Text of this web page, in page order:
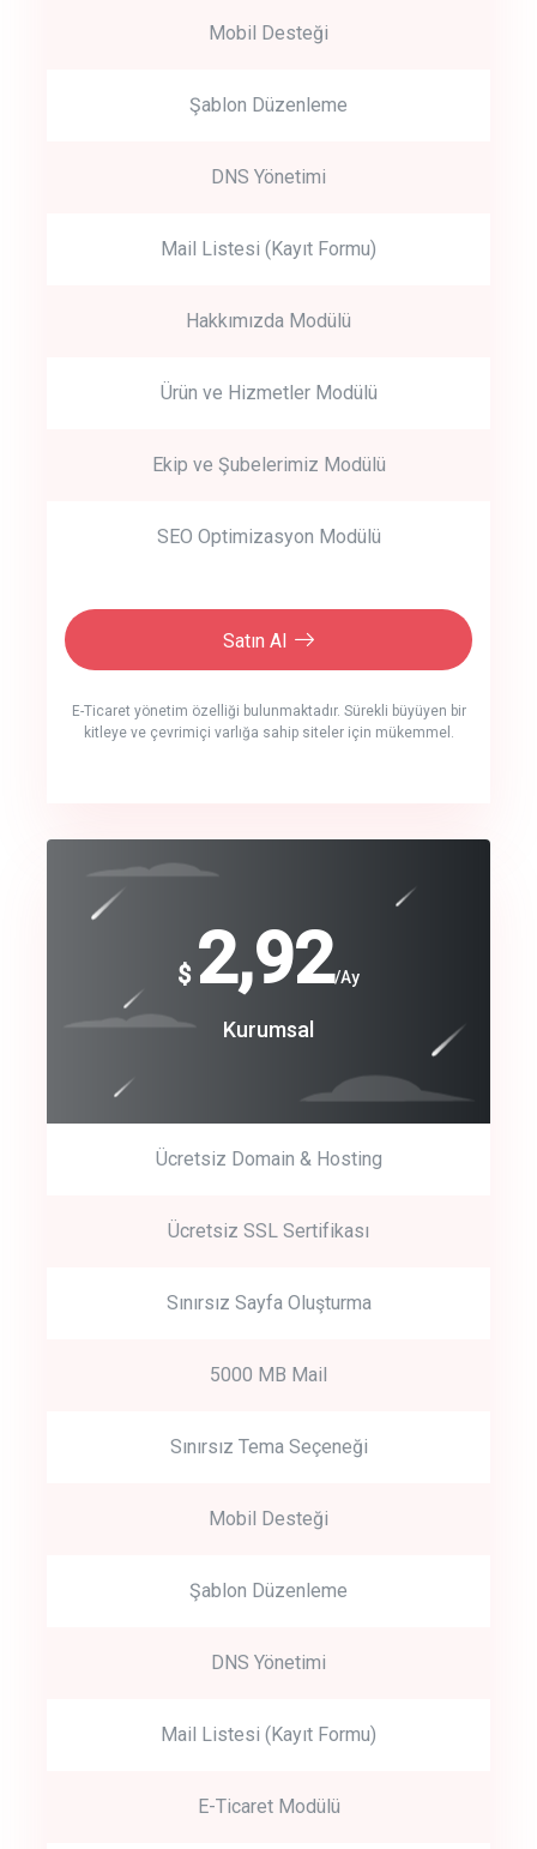
Mobil Desteği
Şablon Düzenleme
DNS Yönetimi
Mail Listesi (Kayıt Formu)
Hakkımızda Modülü
Ürün ve Hizmetler Modülü
Ekip ve Şubelerimiz Modülü
SEO Optimizasyon Modülü
Satın Al
E-Ticaret yönetim özelliği bulunmaktadır. Sürekli büyüyen bir
kitleye ve çevrimiçi varlığa sahip siteler için mükemmel.
crm auto cync
track energy costs
Get Started
Start by trying our service for 30 days free trial no credit card
$ 2,92/Ay
Kurumsal
Ücretsiz Domain & Hosting
Ücretsiz SSL Sertifikası
Sınırsız Sayfa Oluşturma
5000 MB Mail
Sınırsız Tema Seçeneği
Mobil Desteği
Şablon Düzenleme
DNS Yönetimi
Mail Listesi (Kayıt Formu)
E-Ticaret Modülü
$
240
Coroprate